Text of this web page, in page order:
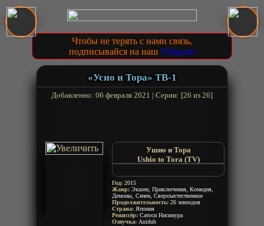
Чтобы не терять с нами связь,
подписывайся на наш Telegram
«Усио и Тора» ТВ-1
Добавленно: 06 февраля 2021 | Серии: [26 из 26]
Ушио и Тора
Ushio to Tora (TV)
Ushio & Tora
Год: 2015
Жанр: Экшен, Приключения, Комедия,
Демоны, Сенен, Сверхъестественное
Продолжительность: 26 эпизодов
Страна: Япония
Режиссёр: Сатоси Нисимура
Озвучка: Anidub